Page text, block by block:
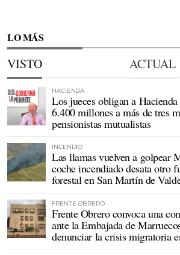
LO MÁS
VISTO ACTUAL
HACIENDA
Los jueces obligan a
6.400 millones a más de tres
pensionistas mutualistas
INCENDIO
Las llamas vuelven a golpear
coche incendiado desata otro
forestal en San Martín de
FRENTE OBRERO
Frente Obrero convoca una
ante la Embajada de
denunciar la crisis migratoria